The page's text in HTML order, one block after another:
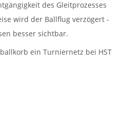
des Gleitprozesses
wird der Ballflug verzögert -
besser sichtbar.
ein Turniernetz bei HST